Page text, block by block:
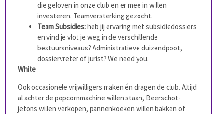
die geloven in onze club en er mee in willen
investeren. Teamversterking gezocht.
Team Subsidies:heb jij ervaring met subsidiedossiers
en vind je vlot je weg in de verschillende
bestuursniveaus? Administratieve duizendpoot,
dossiervreter of jurist? We need you.
White
Ook occasionele vrijwilligers maken én dragen de club. Altijd
al achter de popcornmachine willen staan, Beerschot-
jetons willen verkopen, pannenkoeken willen bakken of